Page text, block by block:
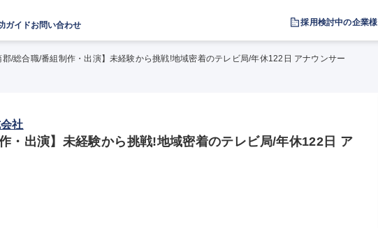
ガイドお問い合わせ 採用検討中の企業様
郡/総合職/番組制作・出演】未経験から挑戦!地域密着のテレビ局/年休122日 アナウンサー
社
・出演】未経験から挑戦!地域密着のテレビ局/年休122日 ア